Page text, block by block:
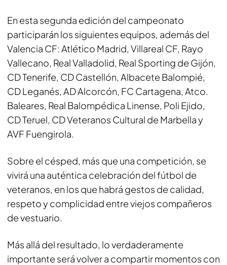
En esta segunda edición del campeonato
participarán los siguientes equipos, además del
Valencia CF: Atlético Madrid, Villareal CF, Rayo
Vallecano, Real Valladolid, Real Sporting de Gijón,
CD Tenerife, CD Castellón, Albacete Balompié,
⁠CD Leganés, AD Alcorcón, FC Cartagena, Atco.
Baleares, Real Balompédica Linense, Poli Ejido,
CD Teruel, CD Veteranos Cultural de Marbella y
AVF Fuengirola.
Sobre el césped, más que una competición, se
vivirá una auténtica celebración del fútbol de
veteranos, en los que habrá gestos de calidad,
respeto y complicidad entre viejos compañeros
de vestuario.
Más allá del resultado, lo verdaderamente
importante será volver a compartir momentos con